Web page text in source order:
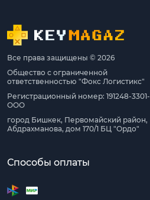
Все права защищены © 2026
Общество с ограниченной
ответственностью "Фокс Логистикс"
Регистрационный номер: 191248-3301-
ООО
город Бишкек, Первомайский район,
Абдрахманова, дом 170/1 БЦ "Ордо"
Способы оплаты